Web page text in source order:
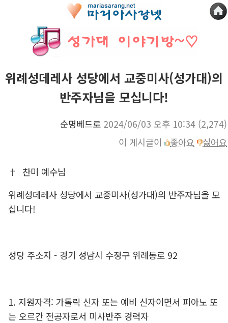
위례성데레사 성당에서 교중미사(성가대)의
반주자님을 모십니다!
순명베드로 2024/06/03 오후 10:34 (2,274)
이 게시글이
좋아요 싫어요
† 찬미 예수님
위례성데레사 성당에서 교중미사(성가대)의 반주자님을 모
십니다!
성당 주소지 - 경기 성남시 수정구 위례동로 92
1. 지원자격: 가톨릭 신자 또는 예비 신자이면서 피아노 또
는 오르간 전공자로서 미사반주 경력자